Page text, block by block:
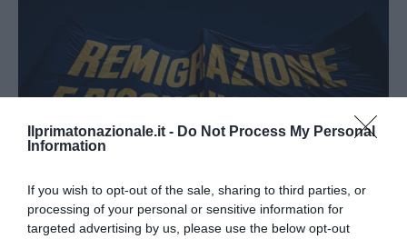
Ilprimatonazionale.it - Do Not Process My Personal
Information
If you wish to opt-out of the sale, sharing to third parties, or
processing of your personal or sensitive information for
targeted advertising by us, please use the below opt-out